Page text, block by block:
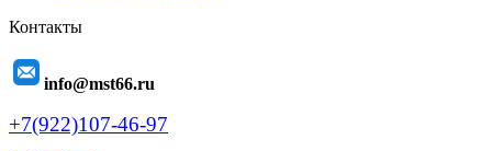
Контакты
info@mst66.ru
+7(922)107-46-97